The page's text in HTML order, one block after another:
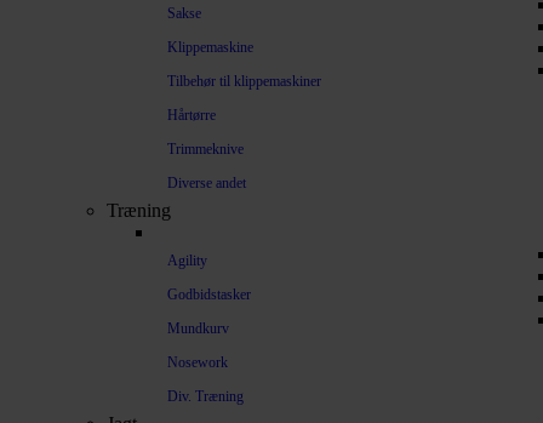
Sakse
Klippemaskine
Tilbehør til klippemaskiner
Hårtørre
Trimmeknive
Diverse andet
Træning
Agility
Godbidstasker
Mundkurv
Nosework
Div. Træning